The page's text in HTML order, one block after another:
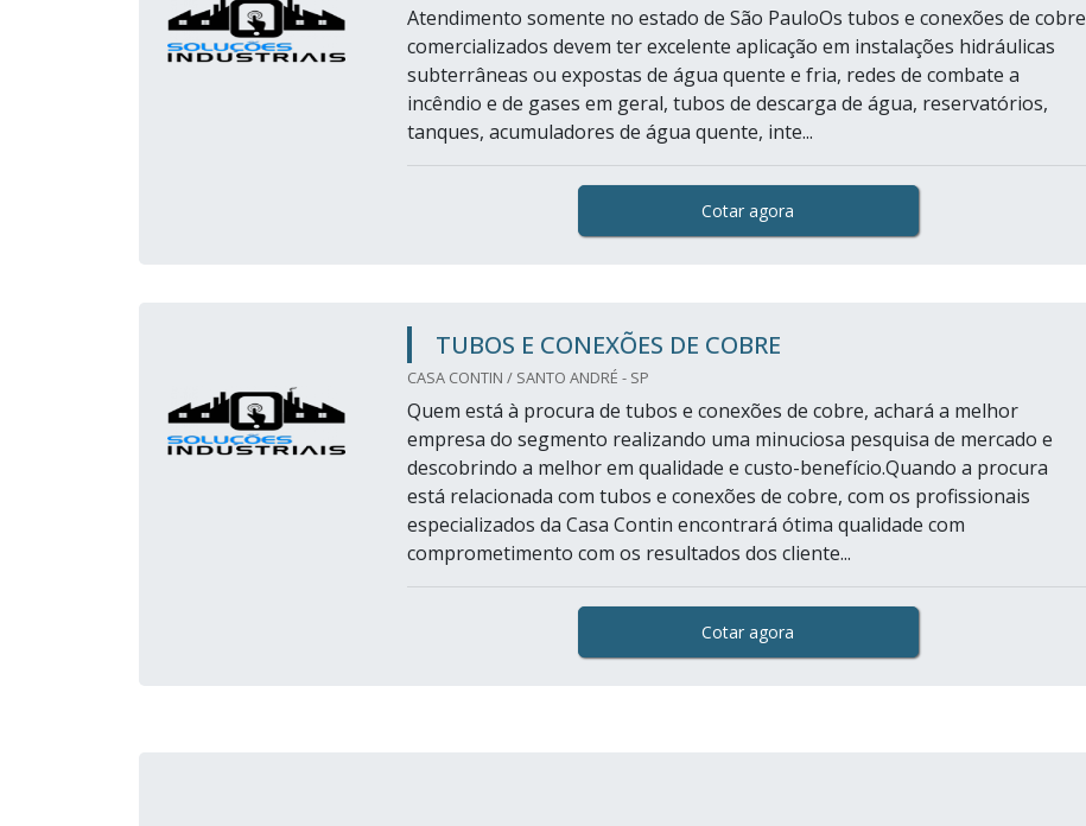
Atendimento somente no estado de São PauloOs tubos e conexões de cobre
comercializados devem ter excelente aplicação em instalações hidráulicas
subterrâneas ou expostas de água quente e fria, redes de combate a
incêndio e de gases em geral, tubos de descarga de água, reservatórios,
tanques, acumuladores de água quente, inte...
Cotar agora
TUBOS E CONEXÕES DE COBRE
CASA CONTIN / SANTO ANDRÉ - SP
Quem está à procura de tubos e conexões de cobre, achará a melhor
empresa do segmento realizando uma minuciosa pesquisa de mercado e
descobrindo a melhor em qualidade e custo-benefício.Quando a procura
está relacionada com tubos e conexões de cobre, com os profissionais
especializados da Casa Contin encontrará ótima qualidade com
comprometimento com os resultados dos cliente...
Cotar agora